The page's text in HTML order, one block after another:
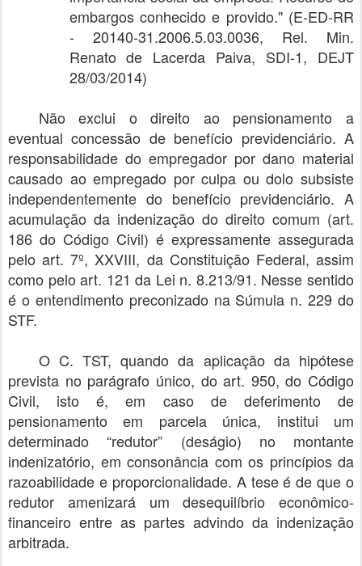
embargos conhecido e provido." (E-ED-RR
- 20140-31.2006.5.03.0036, Rel. Min.
Renato de Lacerda Paiva, SDI-1, DEJT
28/03/2014)
Não exclui o direito ao pensionamento a
eventual concessão de benefício previdenciário. A
responsabilidade do empregador por dano material
causado ao empregado por culpa ou dolo subsiste
independentemente do benefício previdenciário. A
acumulação da indenização do direito comum (art.
186 do Código Civil) é expressamente assegurada
pelo art. 7º, XXVIII, da Constituição Federal, assim
como pelo art. 121 da Lei n. 8.213/91. Nesse sentido
é o entendimento preconizado na Súmula n. 229 do
STF.
O C. TST, quando da aplicação da hipótese
prevista no parágrafo único, do art. 950, do Código
Civil, isto é, em caso de deferimento de
pensionamento em parcela única, institui um
determinado “redutor” (deságio) no montante
indenizatório, em consonância com os princípios da
razoabilidade e proporcionalidade. A tese é de que o
redutor amenizará um desequilíbrio econômico-
financeiro entre as partes advindo da indenização
arbitrada.